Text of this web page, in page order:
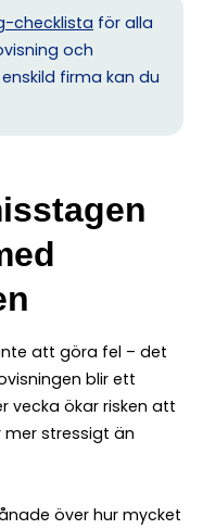
checklista för alla
och
firma kan du
att göra fel – det
blir ett
vecka ökar risken att
stressigt än
över hur mycket